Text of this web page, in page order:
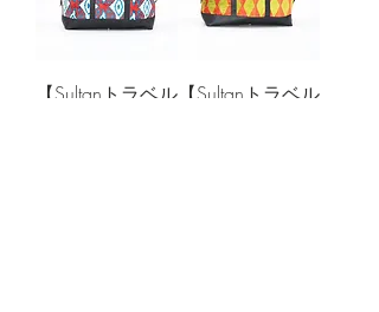
【Sultanトラベル 【Sultanトラベル